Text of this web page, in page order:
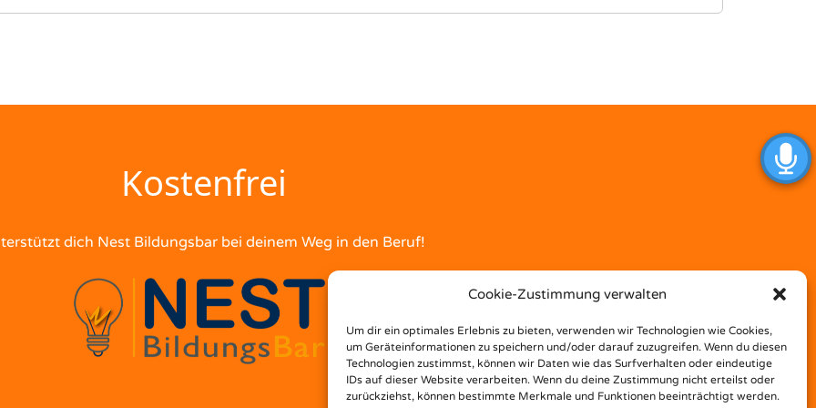
Cookie-Zustimmung verwalten
Um dir ein optimales Erlebnis zu bieten, verwenden wir Technologien wie Cookies,
um Geräteinformationen zu speichern und/oder darauf zuzugreifen. Wenn du diesen
Technologien zustimmst, können wir Daten wie das Surfverhalten oder eindeutige
IDs auf dieser Website verarbeiten. Wenn du deine Zustimmung nicht erteilst oder
zurückziehst, können bestimmte Merkmale und Funktionen beeinträchtigt werden.
Kostenfrei
dich Nest Bildungsbar bei deinem Weg in den Beruf!